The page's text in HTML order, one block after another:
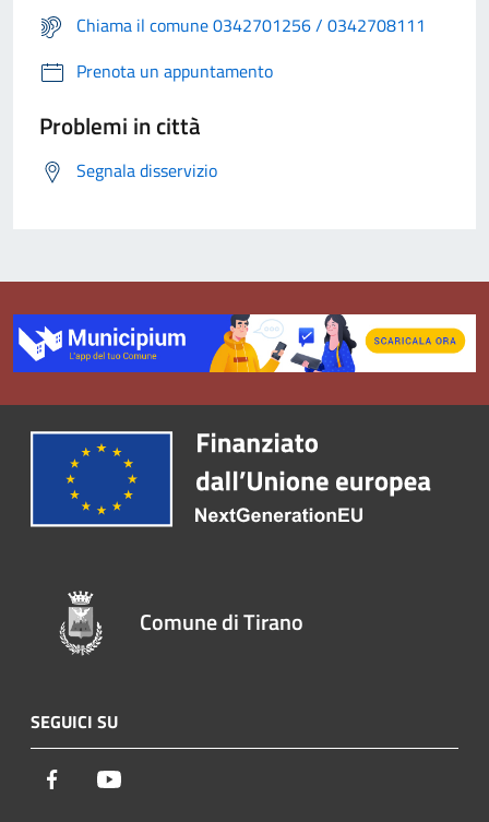
Chiama il comune 0342701256 / 0342708111
Prenota un appuntamento
Problemi in città
Segnala disservizio
Comune di Tirano
SEGUICI SU
Facebook